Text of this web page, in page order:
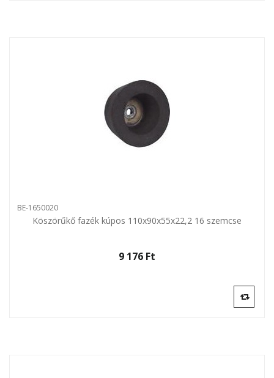
BE-1650020
Köszörűkő fazék kúpos 110x90x55x22,2 16 szemcse
9 176 Ft‎